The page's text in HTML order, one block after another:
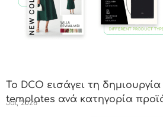
Το DCO εισάγει τη
templates ανά κατηγορία
Jul, 2026